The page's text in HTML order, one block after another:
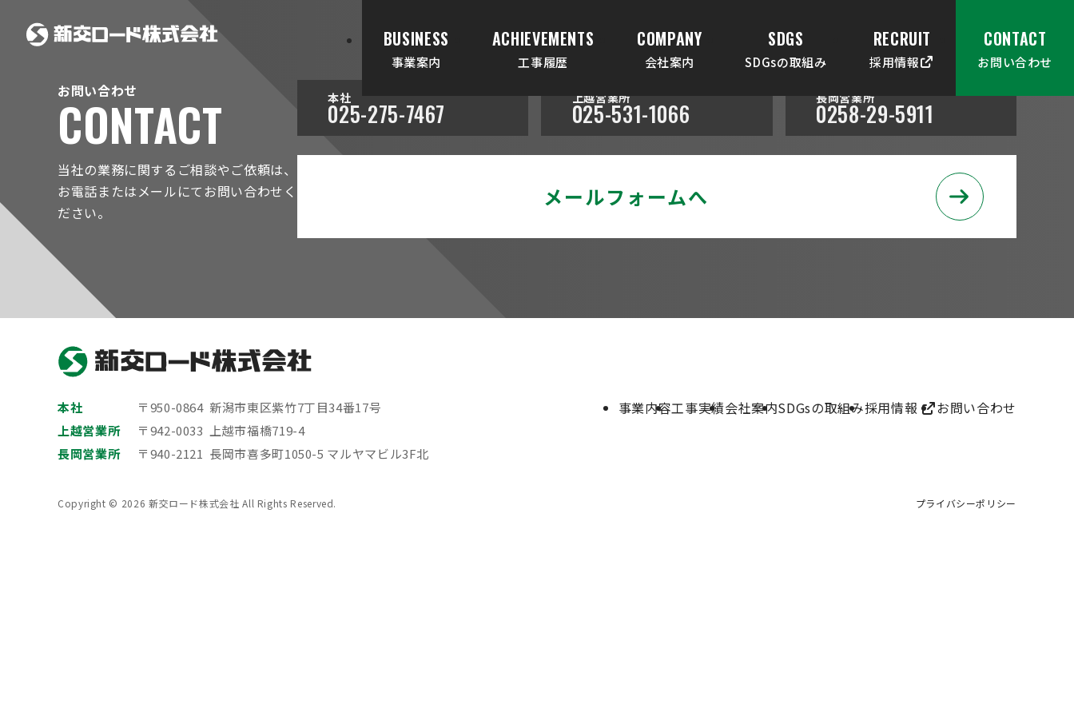
BUSINESS
事業案内
ACHIEVEMENTS
工事履歴
COMPANY
会社案内
SDGS
SDGsの取組み
RECRUIT
採用情報
CONTACT
お問い合わせ
お問い合わせ
CONTACT
当社の業務に関するご相談やご依頼は、
お電話またはメールにてお問い合わせく
ださい。
本社
025-275-7467 上越営業所
025-531-1066 長岡営業所
0258-29-5911
メールフォームへ
本社
〒950-0864 新潟市東区紫竹7丁目34番17号
上越営業所
〒942-0033 上越市福橋719-4
長岡営業所
〒940-2121 長岡市喜多町1050-5 マルヤマビル3F北
事業内容工事実績会社案内SDGsの取組み採用情報 お問い合わせ
Copyright © 2026 新交ロード株式会社 All Rights Reserved. プライバシーポリシー